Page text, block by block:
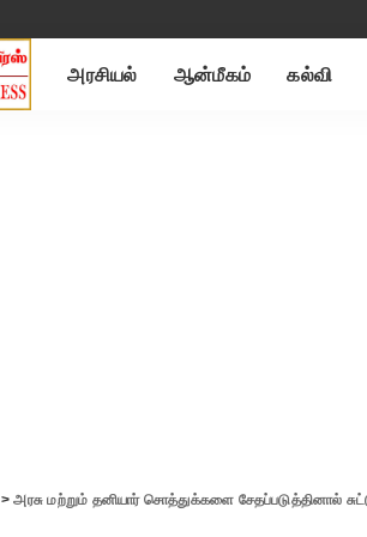
அரசியல் ஆன்மீகம் கல்வி
>அரசு மற்றும் தனியார் சொத்துக்களை சேதப்படுத்தினால் சுட்டுத்